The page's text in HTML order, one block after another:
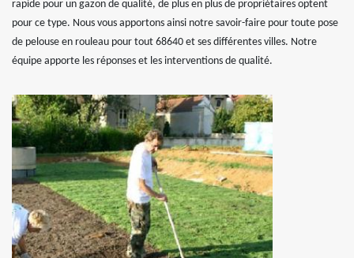
rapide pour un gazon de qualité, de plus en plus de propriétaires optent
pour ce type. Nous vous apportons ainsi notre savoir-faire pour toute pose
de pelouse en rouleau pour tout 68640 et ses différentes villes. Notre
équipe apporte les réponses et les interventions de qualité.